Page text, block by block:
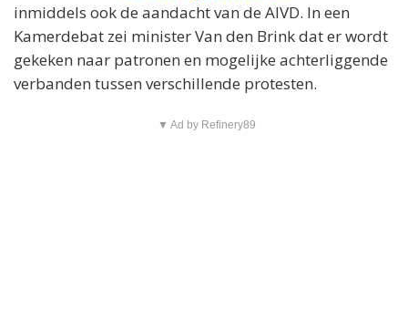
inmiddels ook de aandacht van de AIVD. In een
Kamerdebat zei minister Van den Brink dat er wordt
gekeken naar patronen en mogelijke achterliggende
verbanden tussen verschillende protesten.
▼ Ad by Refinery89